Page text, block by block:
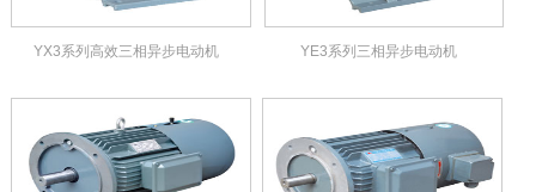
YX3系列高效三相异步电动机 YE3系列三相异步电动机